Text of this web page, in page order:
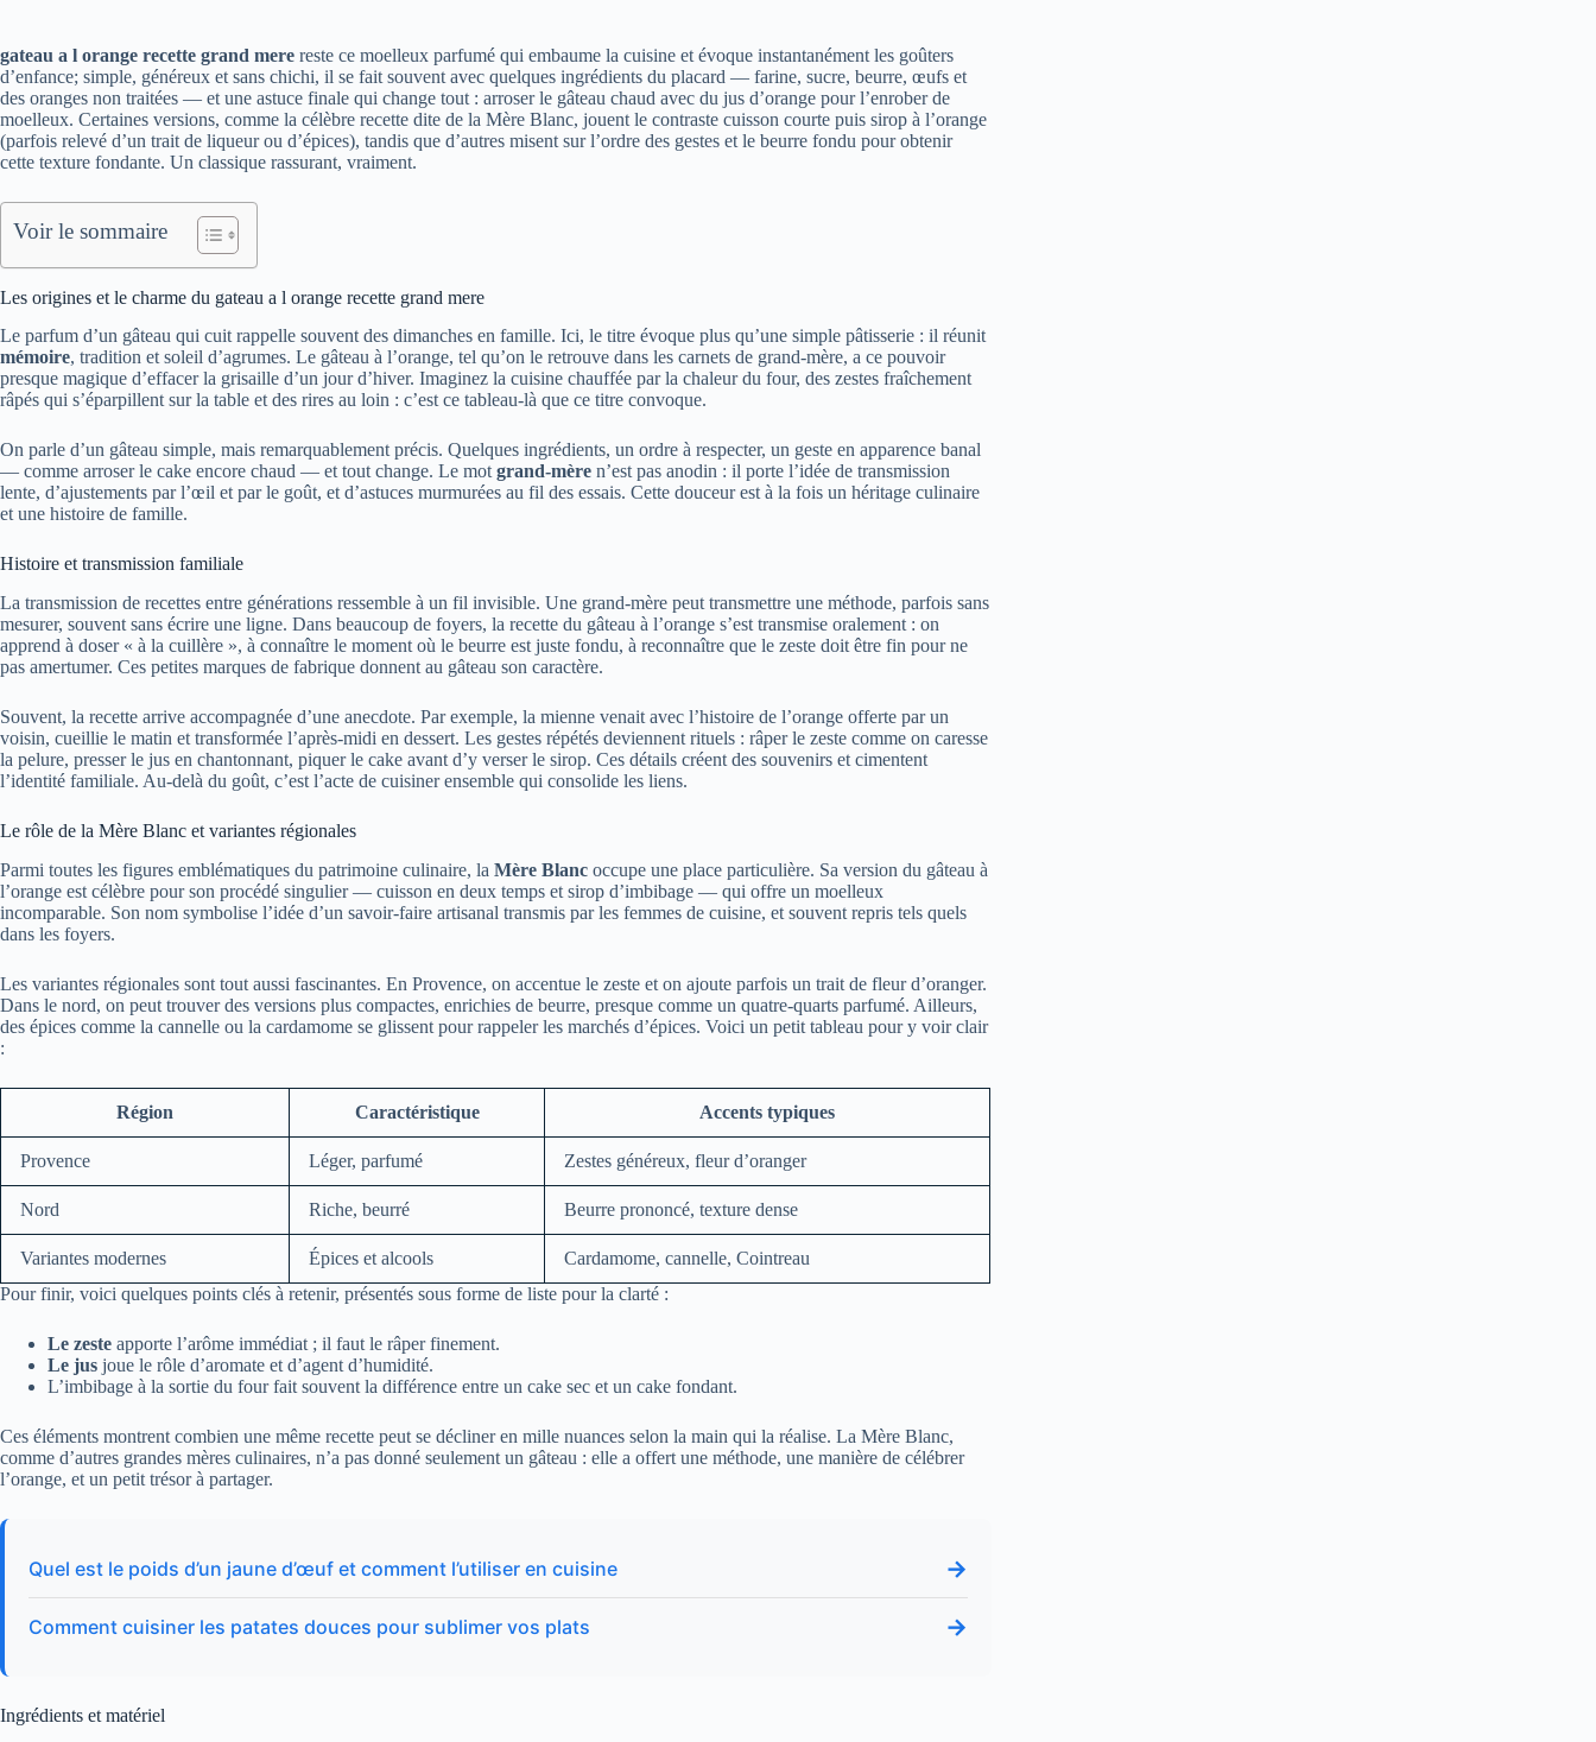
gateau a l orange recette grand mere reste ce moelleux parfumé qui embaume la cuisine et évoque instantanément les goûters
d’enfance; simple, généreux et sans chichi, il se fait souvent avec quelques ingrédients du placard — farine, sucre, beurre, œufs et
des oranges non traitées — et une astuce finale qui change tout : arroser le gâteau chaud avec du jus d’orange pour l’enrober de
moelleux. Certaines versions, comme la célèbre recette dite de la Mère Blanc, jouent le contraste cuisson courte puis sirop à l’orange
(parfois relevé d’un trait de liqueur ou d’épices), tandis que d’autres misent sur l’ordre des gestes et le beurre fondu pour obtenir
cette texture fondante. Un classique rassurant, vraiment.
Voir le sommaire
Les origines et le charme du gateau a l orange recette grand mere
Le parfum d’un gâteau qui cuit rappelle souvent des dimanches en famille. Ici, le titre évoque plus qu’une simple pâtisserie : il réunit
mémoire, tradition et soleil d’agrumes. Le gâteau à l’orange, tel qu’on le retrouve dans les carnets de grand-mère, a ce pouvoir
presque magique d’effacer la grisaille d’un jour d’hiver. Imaginez la cuisine chauffée par la chaleur du four, des zestes fraîchement
râpés qui s’éparpillent sur la table et des rires au loin : c’est ce tableau-là que ce titre convoque.
On parle d’un gâteau simple, mais remarquablement précis. Quelques ingrédients, un ordre à respecter, un geste en apparence banal
— comme arroser le cake encore chaud — et tout change. Le motgrand-mère n’est pas anodin : il porte l’idée de transmission
lente, d’ajustements par l’œil et par le goût, et d’astuces murmurées au fil des essais. Cette douceur est à la fois un héritage culinaire
et une histoire de famille.
Histoire et transmission familiale
La transmission de recettes entre générations ressemble à un fil invisible. Une grand-mère peut transmettre une méthode, parfois sans
mesurer, souvent sans écrire une ligne. Dans beaucoup de foyers, la recette du gâteau à l’orange s’est transmise oralement : on
apprend à doser « à la cuillère », à connaître le moment où le beurre est juste fondu, à reconnaître que le zeste doit être fin pour ne
pas amertumer. Ces petites marques de fabrique donnent au gâteau son caractère.
Souvent, la recette arrive accompagnée d’une anecdote. Par exemple, la mienne venait avec l’histoire de l’orange offerte par un
voisin, cueillie le matin et transformée l’après-midi en dessert. Les gestes répétés deviennent rituels : râper le zeste comme on caresse
la pelure, presser le jus en chantonnant, piquer le cake avant d’y verser le sirop. Ces détails créent des souvenirs et cimentent
l’identité familiale. Au-delà du goût, c’est l’acte de cuisiner ensemble qui consolide les liens.
Le rôle de la Mère Blanc et variantes régionales
Parmi toutes les figures emblématiques du patrimoine culinaire, la Mère Blanc occupe une place particulière. Sa version du gâteau à
l’orange est célèbre pour son procédé singulier — cuisson en deux temps et sirop d’imbibage — qui offre un moelleux
incomparable. Son nom symbolise l’idée d’un savoir-faire artisanal transmis par les femmes de cuisine, et souvent repris tels quels
dans les foyers.
Les variantes régionales sont tout aussi fascinantes. En Provence, on accentue le zeste et on ajoute parfois un trait de fleur d’oranger.
Dans le nord, on peut trouver des versions plus compactes, enrichies de beurre, presque comme un quatre-quarts parfumé. Ailleurs,
des épices comme la cannelle ou la cardamome se glissent pour rappeler les marchés d’épices. Voici un petit tableau pour y voir clair
:
Région Caractéristique Accents typiques
Provence Léger, parfumé Zestes généreux, fleur d’oranger
Nord Riche, beurré Beurre prononcé, texture dense
Variantes modernes Épices et alcools
Cardamome, cannelle, Cointreau
Pour finir, voici quelques points clés à retenir, présentés sous forme de liste pour la clarté :
Le zeste apporte l’arôme immédiat ; il faut le râper finement.
Le jus joue le rôle d’aromate et d’agent d’humidité.
L’imbibage à la sortie du four fait souvent la différence entre un cake sec et un cake fondant.
Ces éléments montrent combien une même recette peut se décliner en mille nuances selon la main qui la réalise. La Mère Blanc,
comme d’autres grandes mères culinaires, n’a pas donné seulement un gâteau : elle a offert une méthode, une manière de célébrer
l’orange, et un petit trésor à partager.
Quel est le poids d’un jaune d’œuf et comment l’utiliser en cuisine →
Comment cuisiner les patates douces pour sublimer vos plats →
Ingrédients et matériel